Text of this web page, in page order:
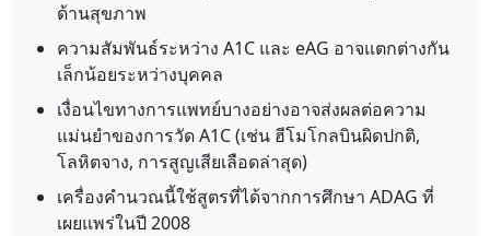
ด้านสุขภาพ
ความสัมพันธ์ระหว่าง A1C และ eAG อาจแตกต่างกัน
เล็กน้อยระหว่างบุคคล
เงื่อนไขทางการแพทย์บางอย่างอาจส่งผลต่อความ
แม่นยำของการวัด A1C (เช่น ฮีโมโกลบินผิดปกติ,
โลหิตจาง, การสูญเสียเลือดล่าสุด)
เครื่องคำนวณนี้ใช้สูตรที่ได้จากการศึกษา ADAG ที่
เผยแพร่ในปี 2008